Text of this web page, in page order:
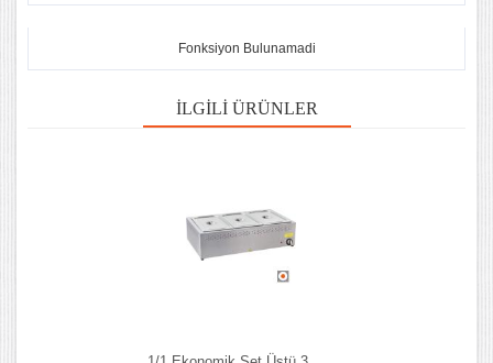
Fonksiyon Bulunamadi
İLGILI ÜRÜNLER